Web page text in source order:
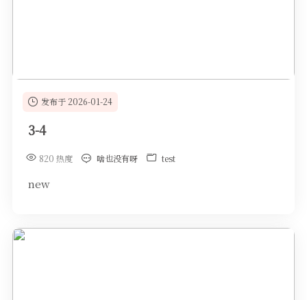
发布于 2026-01-24
3-4
820 热度 啥也没有呀 test
new